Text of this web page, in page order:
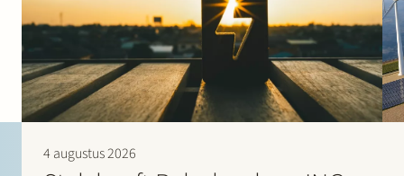
4 augustus 2026